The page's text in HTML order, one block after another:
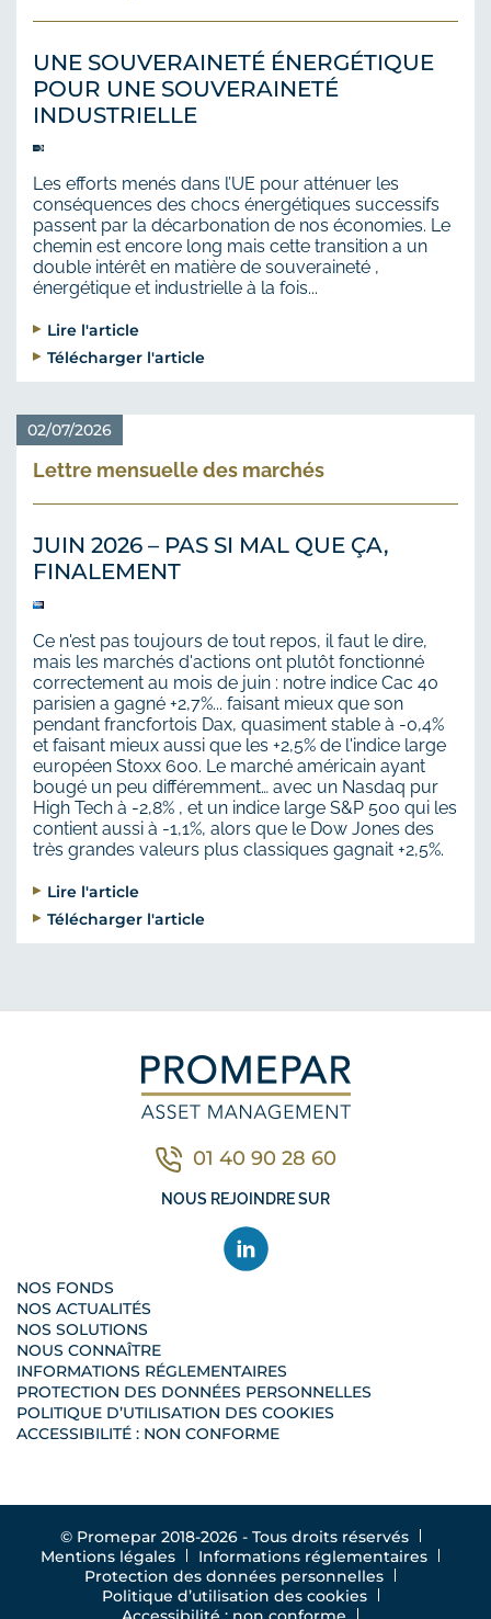
UNE SOUVERAINETÉ ÉNERGÉTIQUE
POUR UNE SOUVERAINETÉ
INDUSTRIELLE
Les efforts menés dans l’UE pour atténuer les
conséquences des chocs énergétiques successifs
passent par la décarbonation de nos économies. Le
chemin est encore long mais cette transition a un
double intérêt en matière de souveraineté ,
énergétique et industrielle à la fois...
Lire l'article
Télécharger l'article
02/07/2026
Lettre mensuelle des marchés
JUIN 2026 – PAS SI MAL QUE ÇA,
FINALEMENT
Ce n'est pas toujours de tout repos, il faut le dire,
mais les marchés d'actions ont plutôt fonctionné
correctement au mois de juin : notre indice Cac 40
parisien a gagné +2,7%... faisant mieux que son
pendant francfortois Dax, quasiment stable à -0,4%
et faisant mieux aussi que les +2,5% de l'indice large
européen Stoxx 600. Le marché américain ayant
bougé un peu différemment… avec un Nasdaq pur
High Tech à -2,8% , et un indice large S&P 500 qui les
contient aussi à -1,1%, alors que le Dow Jones des
très grandes valeurs plus classiques gagnait +2,5%.
Lire l'article
Télécharger l'article
01 40 90 28 60
NOUS REJOINDRE SUR
NOS FONDS
NOS ACTUALITÉS
NOS SOLUTIONS
NOUS CONNAÎTRE
INFORMATIONS RÉGLEMENTAIRES
PROTECTION DES DONNÉES PERSONNELLES
POLITIQUE D’UTILISATION DES COOKIES
ACCESSIBILITÉ : NON CONFORME
© Promepar 2018-2026 - Tous droits réservés
Mentions légales
Informations réglementaires
Protection des données personnelles
Politique d’utilisation des cookies